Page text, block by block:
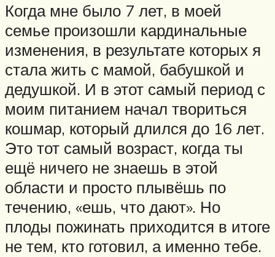
Когда мне было 7 лет, в моей
семье произошли кардинальные
изменения, в результате которых я
стала жить с мамой, бабушкой и
дедушкой. И в этот самый период с
моим питанием начал твориться
кошмар, который длился до 16 лет.
Это тот самый возраст, когда ты
ещё ничего не знаешь в этой
области и просто плывёшь по
течению, «ешь, что дают». Но
плоды пожинать приходится в итоге
не тем, кто готовил, а именно тебе.